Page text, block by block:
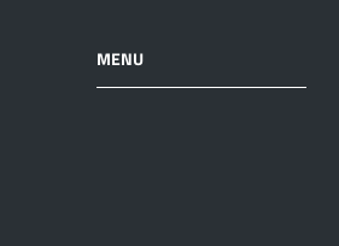
MENU